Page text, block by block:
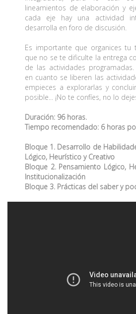
lineamientos de elaboración y
cada eje hay una actividad
desarrolla en foro de discusión.
Es importante que organices tu
que no se te dificulte la entrega
de las actividades
en cuanto se liberen las
empieces a explorarlas y
posible... ¡No te confíes, no lo
Duración: 96 horas.
Tiempo recomendado: 6 horas
Bloque 1. Desarrollo de
Lógico, Heurístico y Creativo
Bloque 2. Pensamiento Lógico,
Institucionalización
Bloque 3. Prácticas del saber y